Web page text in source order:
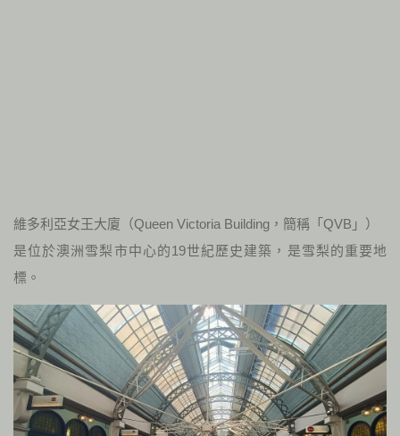
維多利亞女王大廈（Queen Victoria Building，簡稱「QVB」）
是位於澳洲雪梨市中心的19世紀歷史建築，是雪梨的重要地
標。